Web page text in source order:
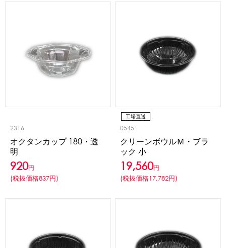
シロップ 冷凍フルーツ
ドリンクカップ・ストロー
ブレンダー・ミキサー
詰め替え容器
冷凍ストッカー
その他の機器・備品
販促
氷旗 のぼり 風船
ポスター
かき氷書籍
2316
オクタンカップ 180・透
明
920円
(税抜価格837円)
工場直送
0545
クリーンボウルＭ・ブラ
ック 小
19,560円
(税抜価格17,782円)